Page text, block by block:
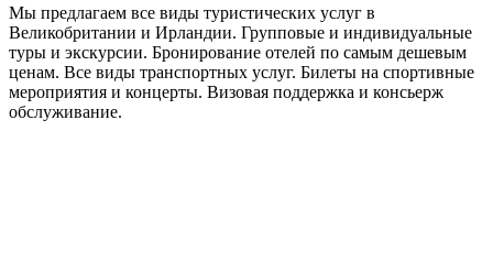
Мы предлагаем все виды туристических услуг в
Великобритании и Ирландии. Групповые и индивидуальные
туры и экскурсии. Бронирование отелей по самым дешевым
ценам. Все виды транспортных услуг. Билеты на спортивные
мероприятия и концерты. Визовая поддержка и консьерж
обслуживание.